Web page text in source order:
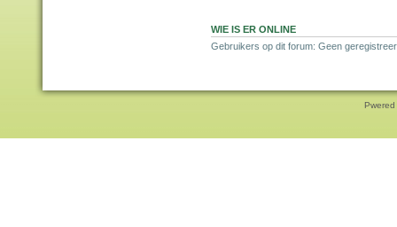
WIE IS ER ONLINE
Gebruikers op dit forum: Geen